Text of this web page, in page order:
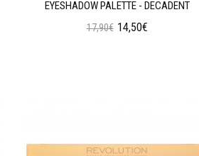
EYESHADOW PALETTE - DECADENT
17,90€ 14,50€